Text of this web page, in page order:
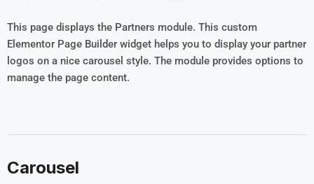
This page displays the Partners module. This custom
Elementor Page Builder widget helps you to display your partner
logos on a nice carousel style. The module provides options to
manage the page content.
Carousel